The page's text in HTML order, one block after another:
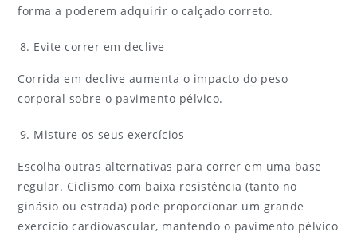
forma a poderem adquirir o calçado correto.
Evite correr em declive
Corrida em declive aumenta o impacto do peso
corporal sobre o pavimento pélvico.
Misture os seus exercícios
Escolha outras alternativas para correr em uma base
regular. Ciclismo com baixa resistência (tanto no
ginásio ou estrada) pode proporcionar um grande
exercício cardiovascular, mantendo o pavimento pélvico